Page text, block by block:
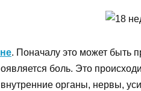
. Поначалу это может быть
боль. Это
органы, нервы,